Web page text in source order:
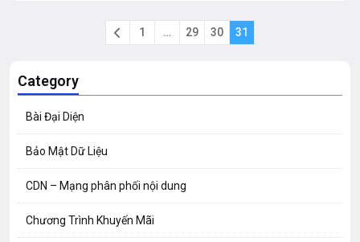
1 … 29 30 31
Category
Bài Đại Diện
Bảo Mật Dữ Liệu
CDN – Mạng phân phối nội dung
Chương Trình Khuyến Mãi